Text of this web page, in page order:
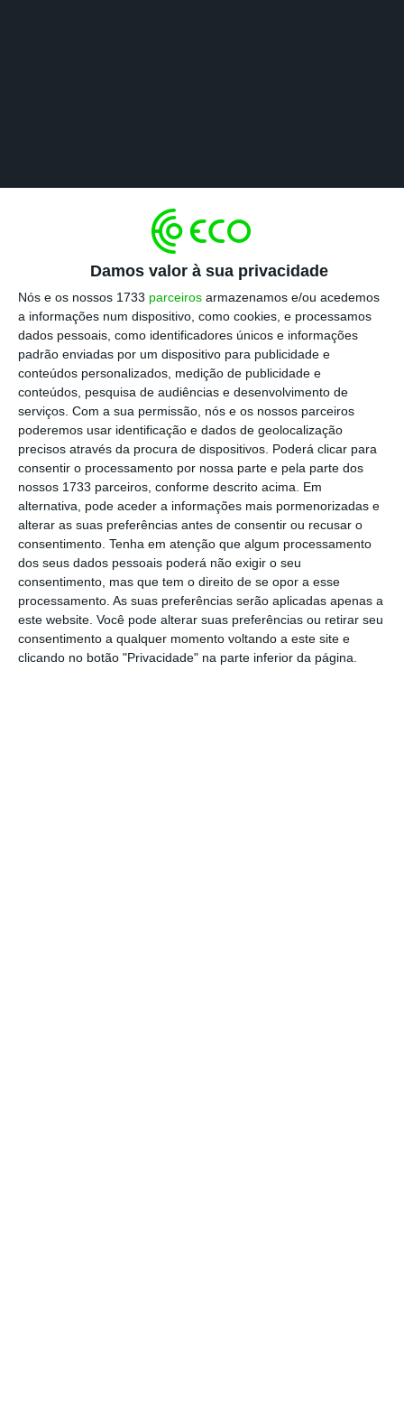
Damos valor à sua privacidade
Nós e os nossos 1733 parceiros armazenamos e/ou acedemos
a informações num dispositivo, como cookies, e processamos
dados pessoais, como identificadores únicos e informações
padrão enviadas por um dispositivo para publicidade e
conteúdos personalizados, medição de publicidade e
conteúdos, pesquisa de audiências e desenvolvimento de
serviços. Com a sua permissão, nós e os nossos parceiros
poderemos usar identificação e dados de geolocalização
precisos através da procura de dispositivos. Poderá clicar para
consentir o processamento por nossa parte e pela parte dos
nossos 1733 parceiros, conforme descrito acima. Em
alternativa, pode aceder a informações mais pormenorizadas e
alterar as suas preferências antes de consentir ou recusar o
consentimento. Tenha em atenção que algum processamento
dos seus dados pessoais poderá não exigir o seu
consentimento, mas que tem o direito de se opor a esse
processamento. As suas preferências serão aplicadas apenas a
este website. Você pode alterar suas preferências ou retirar seu
consentimento a qualquer momento voltando a este site e
clicando no botão "Privacidade" na parte inferior da página.